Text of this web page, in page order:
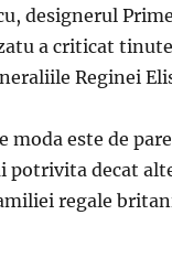
designerul
a criticat
Reginei
moda este de
potrivita decat
regale